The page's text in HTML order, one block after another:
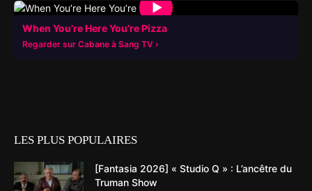
▶
When You’re Here You’re Pizza
Regarder sur Cabane à Sang TV
LES PLUS POPULAIRES
[Fantasia 2026] « Studio Q » : L’ancêtre du
Truman Show